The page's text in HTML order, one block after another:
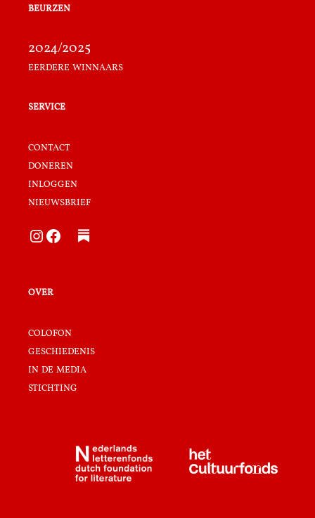
beurzen
2024/2025
eerdere winnaars
service
contact
doneren
inloggen
nieuwsbrief
Instagram Facebook
over
colofon
geschiedenis
in de media
stichting